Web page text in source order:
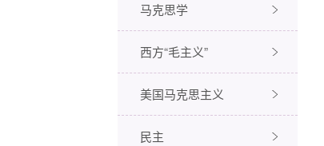
马克思学
西方“毛主义”
美国马克思主义
民主